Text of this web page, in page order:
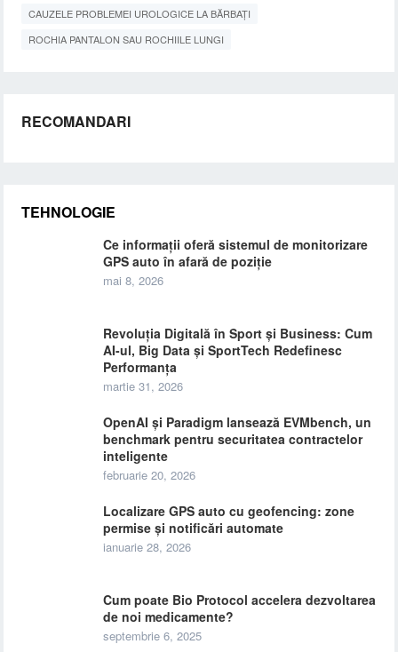
CAUZELE PROBLEMEI UROLOGICE LA BĂRBAȚI
ROCHIA PANTALON SAU ROCHIILE LUNGI
RECOMANDARI
TEHNOLOGIE
Ce informații oferă sistemul de monitorizare
GPS auto în afară de poziție
mai 8, 2026
Revoluția Digitală în Sport și Business: Cum
AI-ul, Big Data și SportTech Redefinesc
Performanța
martie 31, 2026
OpenAI și Paradigm lansează EVMbench, un
benchmark pentru securitatea contractelor
inteligente
februarie 20, 2026
Localizare GPS auto cu geofencing: zone
permise și notificări automate
ianuarie 28, 2026
Cum poate Bio Protocol accelera dezvoltarea
de noi medicamente?
septembrie 6, 2025